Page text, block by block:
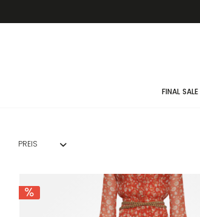
FINAL SALE
PREIS
VON BIS270,00 €